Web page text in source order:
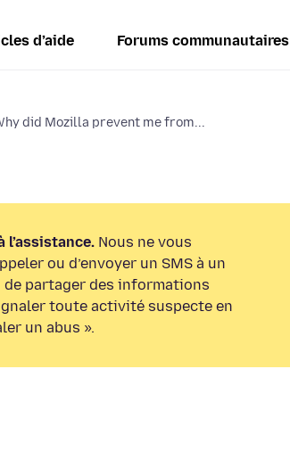
d’aide Forums communautaires
did Mozilla prevent me from...
l’assistance. Nous ne vous
ou d’envoyer un SMS à un
de partager des informations
toute activité suspecte en
un abus ».